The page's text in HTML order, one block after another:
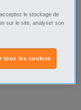
de proximité
le stockage de
sur le site, analyser son
tous les cookies